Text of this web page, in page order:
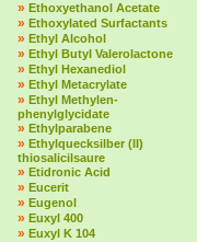
» Ethoxyethanol Acetate
» Ethoxylated Surfactants
» Ethyl Alcohol
» Ethyl Butyl Valerolactone
» Ethyl Hexanediol
» Ethyl Metacrylate
» Ethyl Methylen-
phenylglycidate
» Ethylparabene
» Ethylquecksilber (II)
thiosalicilsaure
» Etidronic Acid
» Eucerit
» Eugenol
» Euxyl 400
» Euxyl K 104